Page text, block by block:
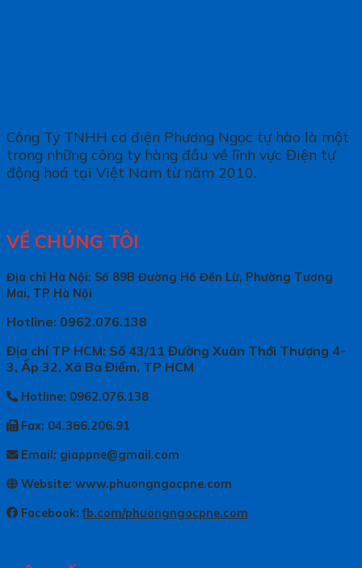
Công Ty TNHH cơ điện Phương Ngọc tự hào là một
trong những công ty hàng đầu về lĩnh vực Điện tự
động hoá tại Việt Nam từ năm 2010.
VỀ CHÚNG TÔI
Địa chỉ Hà Nội: Số 89B Đường Hồ Đền Lừ, Phường Tương
Mai, TP Hà Nội
Hotline: 0962.076.138
Địa chỉ TP HCM: Số 43/11 Đường Xuân Thới Thượng 4-
3, Ấp 32, Xã Bà Điểm, TP HCM
Hotline: 0962.076.138
Fax: 04.366.206.91
Email: giappne@gmail.com
Website: www.phuongngocpne.com
Facebook:fb.com/phuongngocpne.com